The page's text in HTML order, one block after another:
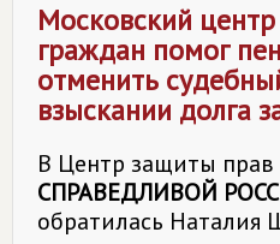
Московский
граждан помог
отменить
взыскании долга
В Центр защиты прав
СПРАВЕДЛИВОЙ
обратилась Наталия